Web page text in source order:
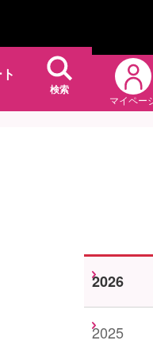
検索
マイペー
2026
2025